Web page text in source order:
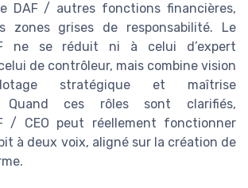
DAF / autres fonctions financières,
zones grises de responsabilité. Le
ne se réduit ni à celui d’expert
de contrôleur, mais combine vision
stratégique et maîtrise
Quand ces rôles sont clarifiés,
/ CEO peut réellement fonctionner
à deux voix, aligné sur la création de